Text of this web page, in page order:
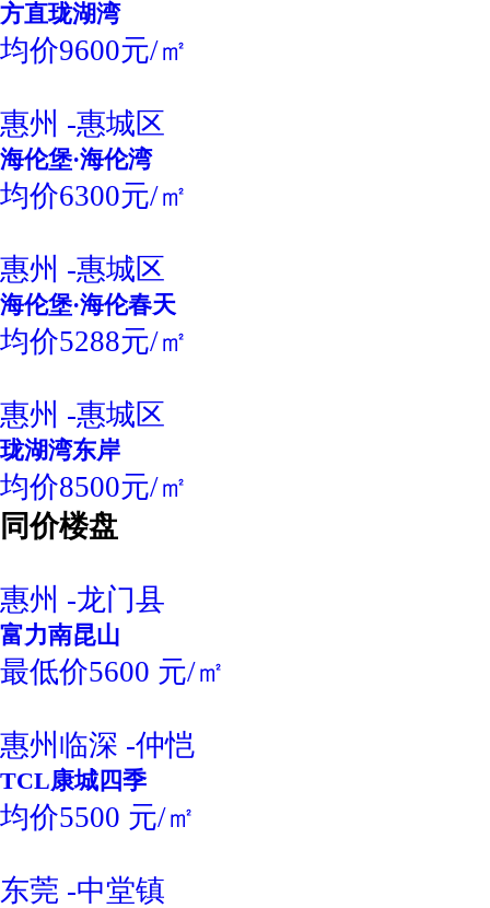
方直珑湖湾
均价9600元/㎡
惠州 -惠城区
海伦堡·海伦湾
均价6300元/㎡
惠州 -惠城区
海伦堡·海伦春天
均价5288元/㎡
惠州 -惠城区
珑湖湾东岸
均价8500元/㎡
同价楼盘
惠州 -龙门县
富力南昆山
最低价5600 元/㎡
惠州临深 -仲恺
TCL康城四季
均价5500 元/㎡
东莞 -中堂镇